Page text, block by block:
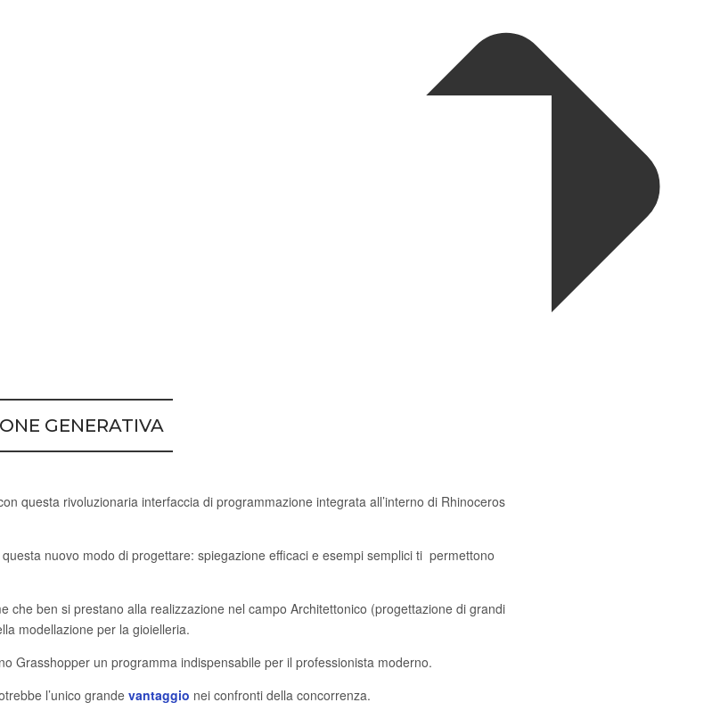
GENERATIVA
questa rivoluzionaria interfaccia di programmazione integrata all’interno di Rhinoceros
nuovo modo di progettare: spiegazione efficaci e esempi semplici ti permettono
ben si prestano alla realizzazione nel campo Architettonico (progettazione di grandi
modellazione per la gioielleria.
Grasshopper un programma indispensabile per il professionista moderno.
l’unico grande vantaggio nei confronti della concorrenza.